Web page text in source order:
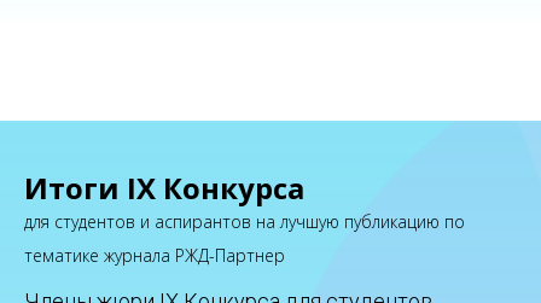
Итоги IX Конкурса
для студентов и аспирантов на лучшую публикацию по
тематике журнала РЖД-Партнер